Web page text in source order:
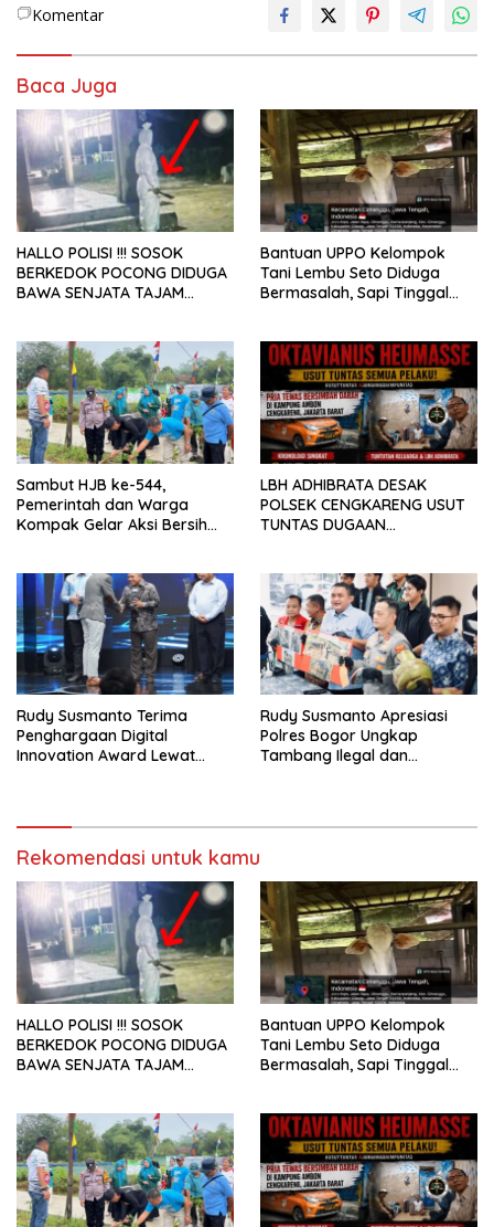
Komentar
Baca Juga
HALLO POLISI !!! SOSOK
BERKEDOK POCONG DIDUGA
BAWA SENJATA TAJAM
LEBONG
Bantuan UPPO Kelompok
Tani Lembu Seto Diduga
Bermasalah, Sapi Tinggal
Sambut HJB ke-544,
Pemerintah dan Warga
Kompak Gelar Aksi Bersih
LBH ADHIBRATA DESAK
POLSEK CENGKARENG USUT
TUNTAS DUGAAN
Rudy Susmanto Terima
Penghargaan Digital
Innovation Award Lewat
Rudy Susmanto Apresiasi
Polres Bogor Ungkap
Tambang Ilegal dan
Rekomendasi untuk kamu
HALLO POLISI !!! SOSOK
BERKEDOK POCONG DIDUGA
BAWA SENJATA TAJAM
LEBONG
Bantuan UPPO Kelompok
Tani Lembu Seto Diduga
Bermasalah, Sapi Tinggal